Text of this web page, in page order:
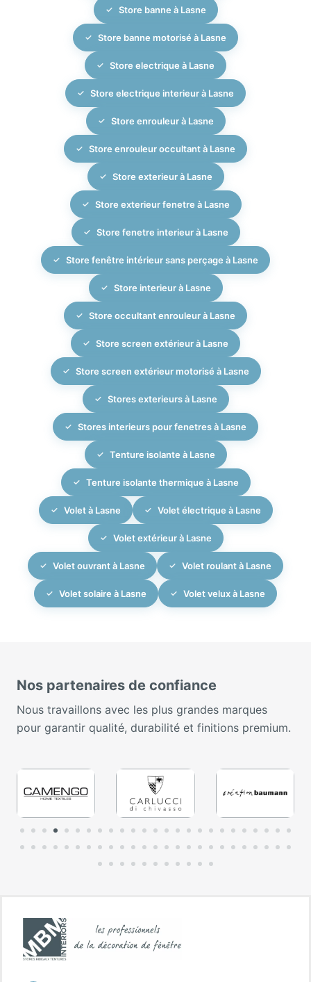
Store banne à Lasne
Store banne motorisé à Lasne
Store electrique à Lasne
Store electrique interieur à Lasne
Store enrouleur à Lasne
Store enrouleur occultant à Lasne
Store exterieur à Lasne
Store exterieur fenetre à Lasne
Store fenetre interieur à Lasne
Store fenêtre intérieur sans perçage à Lasne
Store interieur à Lasne
Store occultant enrouleur à Lasne
Store screen extérieur à Lasne
Store screen extérieur motorisé à Lasne
Stores exterieurs à Lasne
Stores interieurs pour fenetres à Lasne
Tenture isolante à Lasne
Tenture isolante thermique à Lasne
Volet à Lasne Volet électrique à Lasne
Volet extérieur à Lasne
Volet ouvrant à Lasne Volet roulant à Lasne
Volet solaire à Lasne Volet velux à Lasne
Nos partenaires de confiance
Nous travaillons avec les plus grandes marques
pour garantir qualité, durabilité et finitions premium.